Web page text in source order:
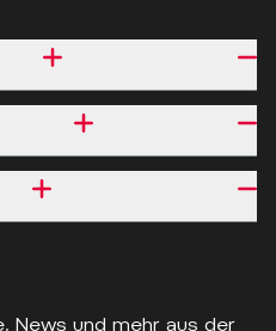
News und mehr aus der